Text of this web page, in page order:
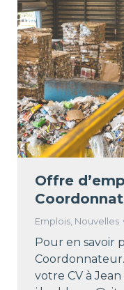
Offre
Emplois Nouvelles
Pour en savoir
votre CV à